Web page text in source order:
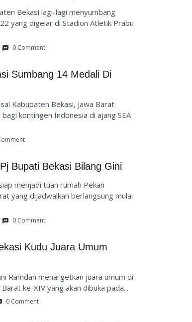
Bekasi lagi-lagi menyumbang
yang digelar di Stadion Atletik Prabu
0 Comment
Sumbang 14 Medali Di
Kabupaten Bekasi, Jawa Barat
kontingen Indonesia di ajang SEA
Bupati Bekasi Bilang Gini
menjadi tuan rumah Pekan
yang dijadwalkan berlangsung mulai
0 Comment
Kudu Juara Umum
Ramdan menargetkan juara umum di
ke-XIV yang akan dibuka pada...
0 Comment